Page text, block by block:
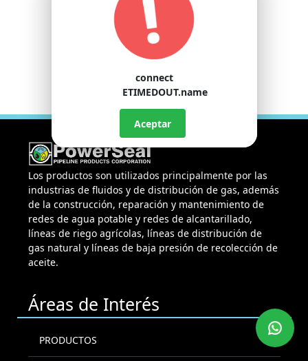
Los productos son utilizados principalmente por las
industrias de fluidos y de distribución de gas, además
de la construcción, reparación y mantenimiento de
redes de agua potable y redes de alcantarillado,
líneas de riego agrícolas, líneas de distribución de
gas natural y líneas de baja presión de recolección de
aceite.
Áreas de Interés
PRODUCTOS
connect
ETIMEDOUT.name
Aceptar